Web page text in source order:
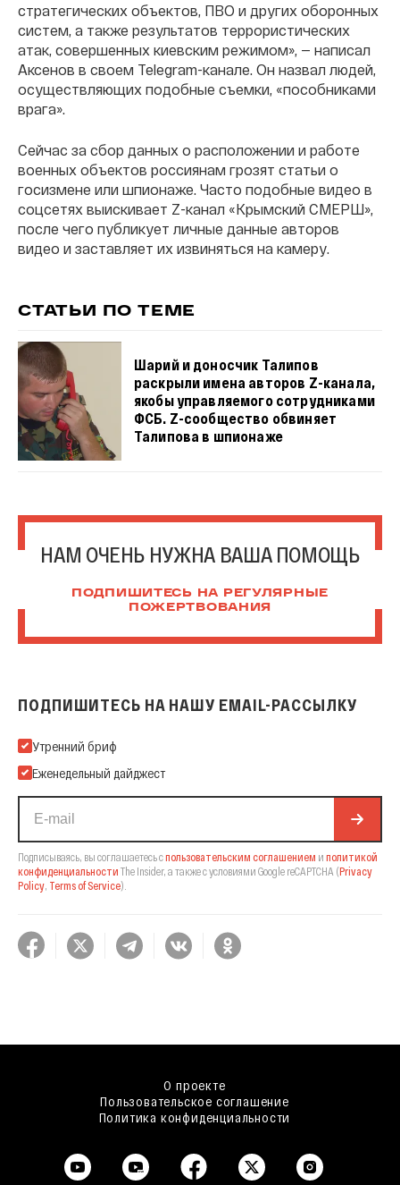
стратегических объектов, ПВО и других оборонных
систем, а также результатов террористических
атак, совершенных киевским режимом», — написал
Аксенов в своем Telegram-канале. Он назвал людей,
осуществляющих подобные съемки, «пособниками
врага».
Сейчас за сбор данных о расположении и работе
военных объектов россиянам грозят статьи о
госизмене или шпионаже. Часто подобные видео в
соцсетях выискивает Z-канал «Крымский СМЕРШ»,
после чего публикует личные данные авторов
видео и заставляет их извиняться на камеру.
СТАТЬИ ПО ТЕМЕ
Шарий и доносчик Талипов
раскрыли имена авторов Z-канала,
якобы управляемого сотрудниками
ФСБ. Z-сообщество обвиняет
Талипова в шпионаже
НАМ ОЧЕНЬ НУЖНА ВАША ПОМОЩЬ
ПОДПИШИТЕСЬ НА РЕГУЛЯРНЫЕ
ПОЖЕРТВОВАНИЯ
ПОДПИШИТЕСЬ НА НАШУ EMAIL-РАССЫЛКУ
Подпишитесь на нашу Email-рассылку
Утренний бриф
Еженедельный дайджест
Подписываясь, вы соглашаетесь спользовательским соглашением и политикой
конфиденциальности The Insider, а также с условиями Google reCAPTCHA (Privacy
Policy Terms of Service).
О проекте
Пользовательское соглашение
Политика конфиденциальности